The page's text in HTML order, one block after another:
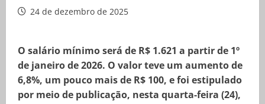
24 de dezembro de 2025
O salário mínimo será de R$ 1.621 a partir de 1º
de janeiro de 2026. O valor teve um aumento de
6,8%, um pouco mais de R$ 100, e foi estipulado
por meio de publicação, nesta quarta-feira (24),